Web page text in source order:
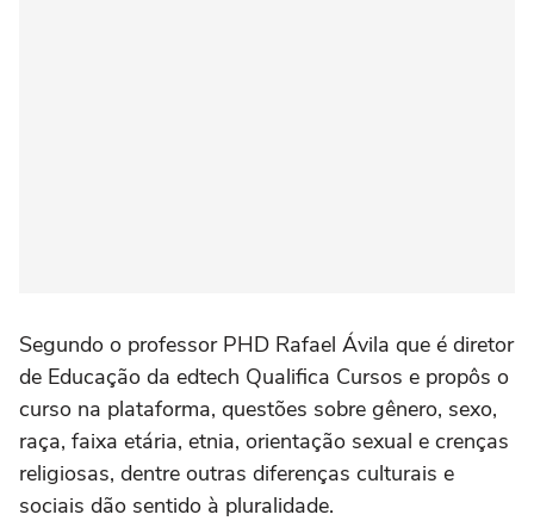
Segundo o professor PHD Rafael Ávila que é diretor
de Educação da edtech Qualifica Cursos e propôs o
curso na plataforma, questões sobre gênero, sexo,
raça, faixa etária, etnia, orientação sexual e crenças
religiosas, dentre outras diferenças culturais e
sociais dão sentido à pluralidade.